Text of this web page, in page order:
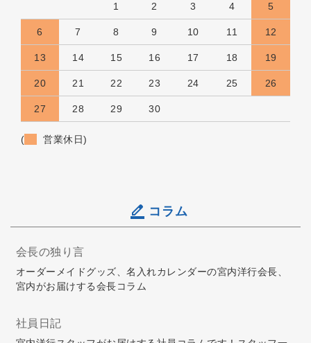
1 2 3 4 5
6 7 8 9 10 11 12
13 14 15 16 17 18 19
20 21 22 23 24 25 26
27 28 29 30
( 営業休日)
コラム
会長の独り言
オーダーメイドグッズ、名入れカレンダーの宮内洋行会長、
宮内がお届けする会長コラム
社員日記